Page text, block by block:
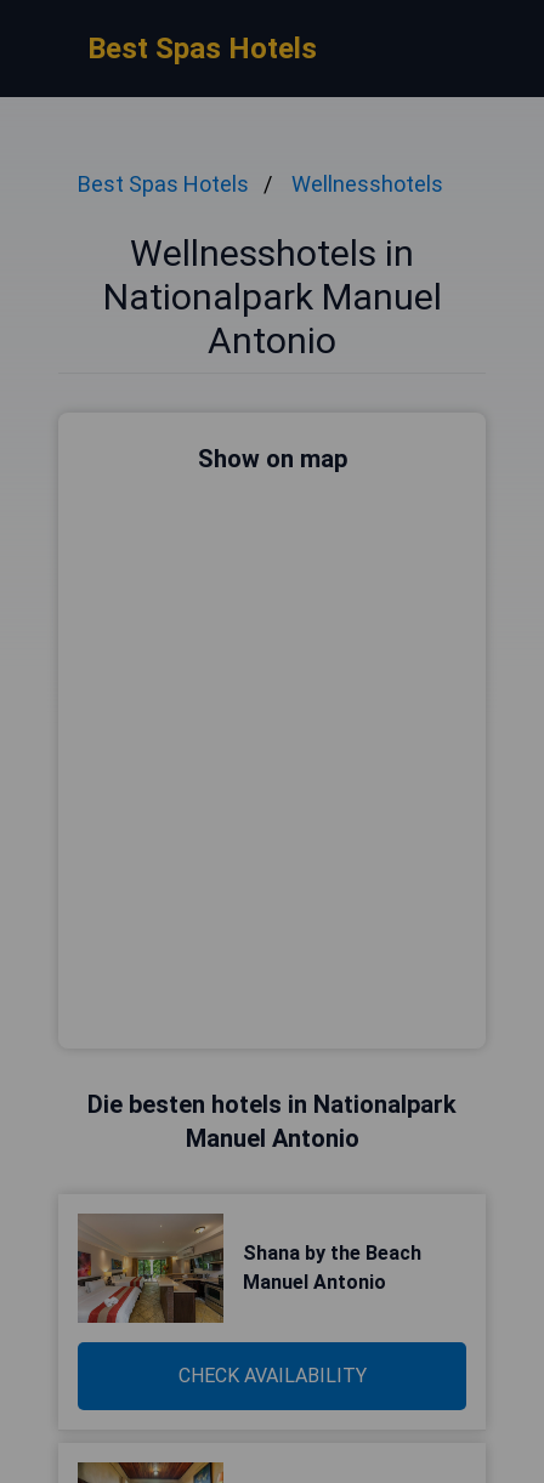
Best Spas Hotels
Best Spas Hotels Wellnesshotels
Wellnesshotels in
Nationalpark Manuel
Antonio
Show on map
Die besten hotels in Nationalpark
Manuel Antonio
Shana by the Beach
Manuel Antonio
CHECK AVAILABILITY